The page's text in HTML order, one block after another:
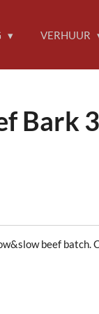
VERHUUR
Bark
beef batch.